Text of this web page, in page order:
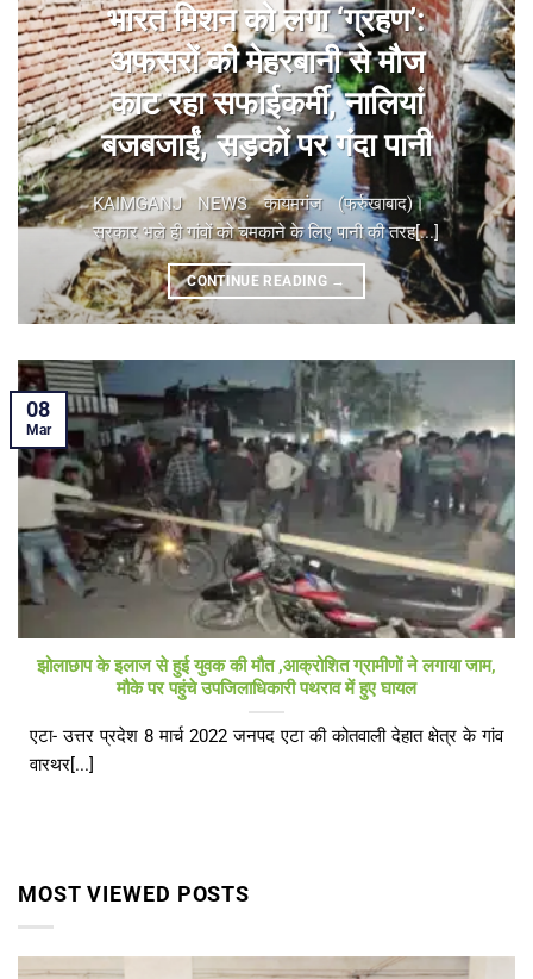
भारत मिशन को लगा ‘ग्रहण’:
अफसरों की मेहरबानी से मौज
काट रहा सफाईकर्मी, नालियां
बजबजाईं, सड़कों पर गंदा पानी
KAIMGANJ NEWS कायमगंज (फर्रुखाबाद)। ​
सरकार भले ही गांवों को चमकाने के लिए पानी की तरह[...]
CONTINUE READING →
झोलाछाप के इलाज से हुई युवक की मौत ,आक्रोशित ग्रामीणों ने लगाया जाम,
मौके पर पहुंचे उपजिलाधिकारी पथराव में हुए घायल
एटा- उत्तर प्रदेश 8 मार्च 2022 जनपद एटा की कोतवाली देहात क्षेत्र के गांव
वारथर[...]
08
Mar
MOST VIEWED POSTS